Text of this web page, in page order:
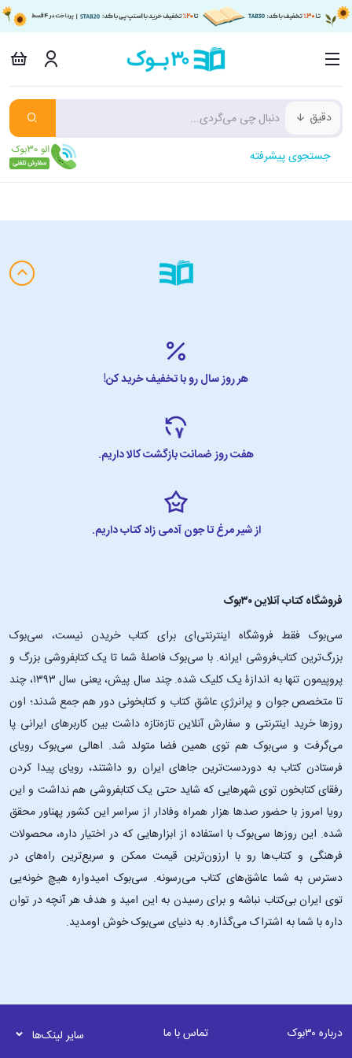
دقیق
جستجوی پیشرفته
هر روز سال رو با تخفیف خرید کن!
هفت روز ضمانت بازگشت کالا داریم.
از شیر مرغ تا جون آدمی زاد کتاب داریم.
فروشگاه کتاب آنلاین ۳۰بوک
سی‌بوک فقط فروشگاه اینترنتی‌ای برای کتاب خریدن نیست، سی‌بوک
بزرگ‌ترین کتاب‌فروشی ایرانه. با سی‌بوک فاصلۀ شما تا یک کتابفروشی بزرگ و
پروپیمون تنها به اندازۀ یک کلیک شده. چند سال پیش، یعنی سال ۱۳۹۳، چند
تا متخصص جوان و پرانرژیِ عاشقِ کتاب و کتابخونی دور هم جمع شدند؛ اون‌
روزها خرید اینترنتی و سفارش آنلاین تازه‌تازه داشت بین کاربرهای ایرانی پا
می‌گرفت و سی‌بوک هم توی همین فضا متولد شد. اهالی سی‌بوک رویای
فرستادن کتاب به دوردست‌ترین جاهای ایران رو داشتند، رویای پیدا کردن
رفقای کتابخون توی شهرهایی که شاید حتی یک کتابفروشی هم نداشت و این
رویا امروز با حضور صدها هزار همراه وفادار از سراسر این کشور پهناور محقق
شده. این ‌روزها سی‌بوک با استفاده از ابزارهایی که در اختیار داره، محصولات
فرهنگی و کتاب‌ها رو با ارزون‌ترین قیمت ممکن و سریع‌ترین راه‌های در
دسترس به شما عاشق‌های کتاب می‌رسونه. سی‌بوک امیدواره هیچ خونه‌یی
توی ایران بی‌کتاب نباشه و برای رسیدن به این امید و هدف هر آنچه در توان
داره با شما به اشتراک می‌گذاره. به دنیای سی‌بوک خوش اومدید.
درباره ۳۰بوک تماس با ما سایر لینک‌ها